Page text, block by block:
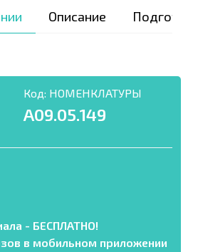
Описание
Код: НОМЕНКЛАТУРЫ
A09.05.149
- БЕСПЛАТНО!
в мобильном приложении